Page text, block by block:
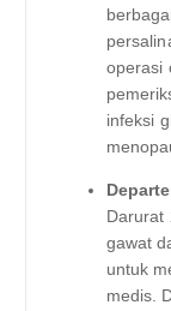
operasi
infeksi
Darurat
gawat
untuk
medis.